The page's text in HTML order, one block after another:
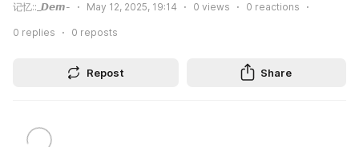
记忆::_𝘿𝙚𝙢- May 12, 2025, 19:14 0 views 0 reactions
0 replies 0 reposts
Repost Share